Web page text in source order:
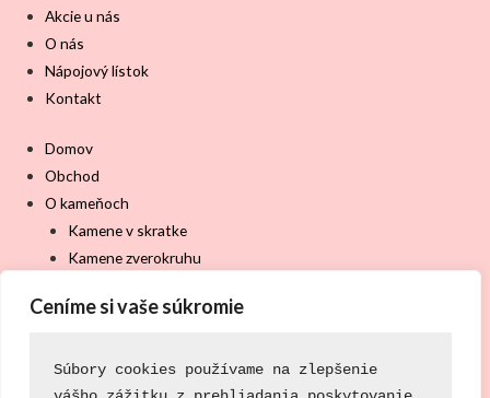
Ceníme si vaše súkromie
Súbory cookies používame na zlepšenie
Akcie u nás
O nás
Nápojový lístok
Kontakt
Domov
Obchod
O kameňoch
Kamene v skratke
Kamene zverokruhu
Použitie pri zdravotných problémoch
Blog
Súťaže